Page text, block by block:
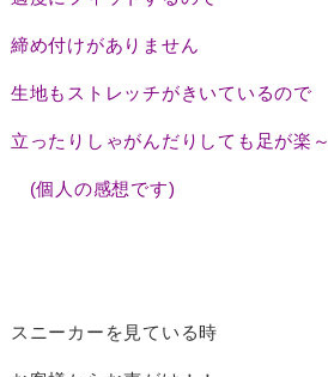
締め付けがありません
生地もストレッチがきいているので
立ったりしゃがんだりしても足が楽～
(個人の感想です)
スニーカーを見ている時